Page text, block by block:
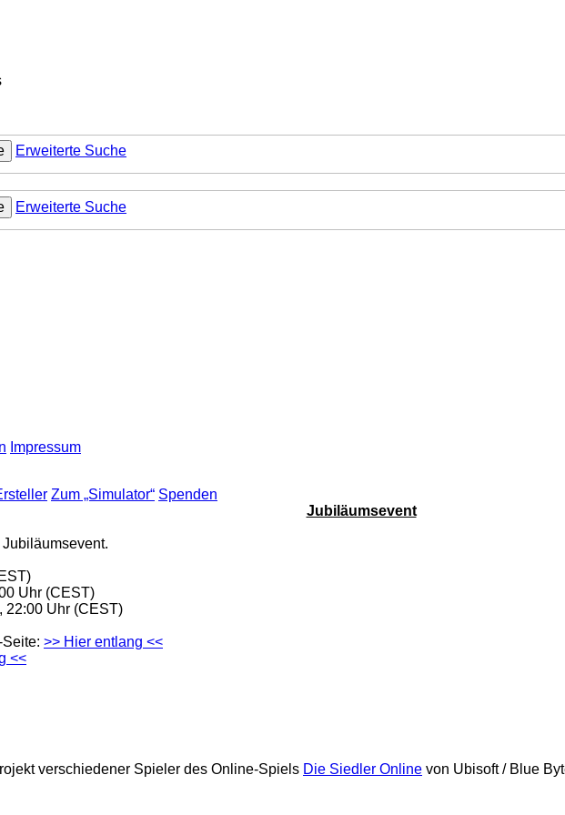
Erweiterte Suche
Erweiterte Suche
Impressum
Zum „Simulator“ Spenden
Jubiläumsevent
Uhr (CEST)
22:00 Uhr (CEST)
>> Hier entlang <<
<<
verschiedener Spieler des Online-Spiels Die Siedler Online von Ubisoft / Blue